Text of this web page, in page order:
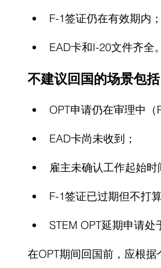
F-1签证仍在有效期内；
EAD卡和I-20文件齐全。
不建议回国的场景包括
OPT申请仍在审理中（
EAD卡尚未收到；
雇主未确认工作起始时
F-1签证已过期但不打
STEM OPT延期申请处
在OPT期间回国前，应根